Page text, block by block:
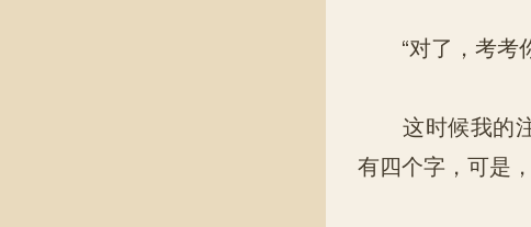
“对了，考考你
这时候我的注
有四个字，可